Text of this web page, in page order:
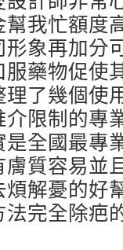
我忙額度
形象再加分
服藥物促使
理了幾個使
限制的專
是全國最專
膚質容易並
煩解憂的好
法完全除疤